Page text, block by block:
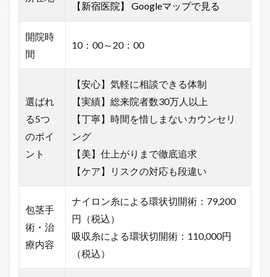
【新宿医院】 Googleマップで見る
開院時
間
10：00～20：00
選ばれ
る5つ
のポイ
ント
【安心】気軽に相談できる体制
【実績】総来院者数30万人以上
【丁寧】時間を惜しまないカウンセリ
ング
【美】仕上がりまで徹底追求
【ケア】リスクの対応も段違い
包茎手
術・治
療内容
ナイロン糸による環状切開術：79,200
円（税込）
吸収糸による環状切開術：110,000円
（税込）